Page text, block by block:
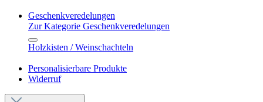
Geschenkveredelungen
Zur Kategorie Geschenkveredelungen
Holzkisten / Weinschachteln
Personalisierbare Produkte
Widerruf